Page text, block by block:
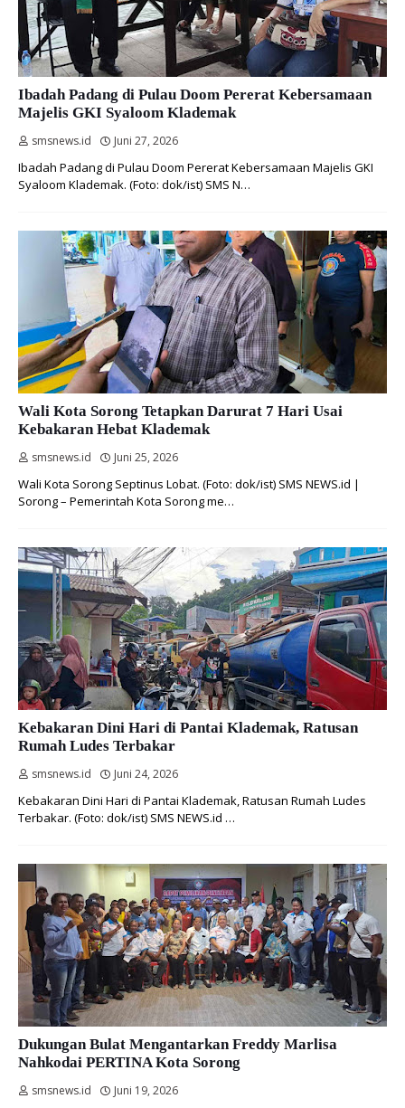
Ibadah Padang di Pulau Doom Pererat Kebersamaan
Majelis GKI Syaloom Klademak
smsnews.id Juni 27, 2026
Ibadah Padang di Pulau Doom Pererat Kebersamaan Majelis GKI
Syaloom Klademak. (Foto: dok/ist) SMS N…
Wali Kota Sorong Tetapkan Darurat 7 Hari Usai
Kebakaran Hebat Klademak
smsnews.id Juni 25, 2026
Wali Kota Sorong Septinus Lobat. (Foto: dok/ist) SMS NEWS.id |
Sorong – Pemerintah Kota Sorong me…
Kebakaran Dini Hari di Pantai Klademak, Ratusan
Rumah Ludes Terbakar
smsnews.id Juni 24, 2026
Kebakaran Dini Hari di Pantai Klademak, Ratusan Rumah Ludes
Terbakar. (Foto: dok/ist) SMS NEWS.id …
Dukungan Bulat Mengantarkan Freddy Marlisa
Nahkodai PERTINA Kota Sorong
smsnews.id Juni 19, 2026